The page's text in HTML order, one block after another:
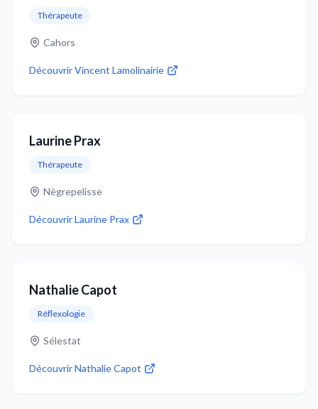
Thérapeute
Cahors
DécouvrirVincent Lamolinairie
Laurine Prax
Thérapeute
Nègrepelisse
DécouvrirLaurine Prax
Nathalie Capot
Réflexologie
Sélestat
DécouvrirNathalie Capot